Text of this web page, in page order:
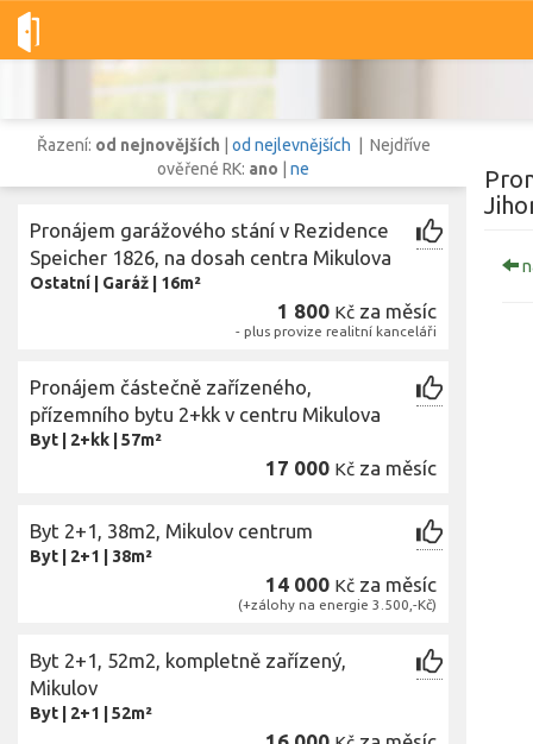
Dobré-nemovitosti.cz obec Mikulov, okres Břeclav,
Vše Byty Domy Pozemky
Lokalita
Cena
Řazení: od nejnovějších od nejlevnějších | Nejdříve
ověřené RK: ano ne
Pronájem garážového stání v Rezidence
Speicher 1826, na dosah centra Mikulova
Ostatní Garáž 16m²
1 800 Kč za měsíc
- plus provize realitní kanceláři
Pronájem částečně zařízeného,
přízemního bytu 2+kk v centru Mikulova
Byt 2+kk 57m²
17 000 Kč za měsíc
Byt 2+1, 38m2, Mikulov centrum
Byt 2+1 38m²
14 000 Kč za měsíc
(+zálohy na energie 3.500,-Kč)
Byt 2+1, 52m2, kompletně zařízený,
Mikulov
Byt 2+1 52m²